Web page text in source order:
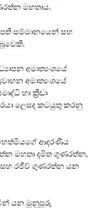
මහතාය.
සම්මානයෙන් සහ
අමාත්‍යංශයේ
අමාත්‍යංශයේ
හා ක්‍රීඩා
ලෙසද කටයුතු කරනු
ආදරණිය
මහතා දමිත ගුණරත්න,
රජීව් ගුණරත්න යන
යන මුනුපුරු